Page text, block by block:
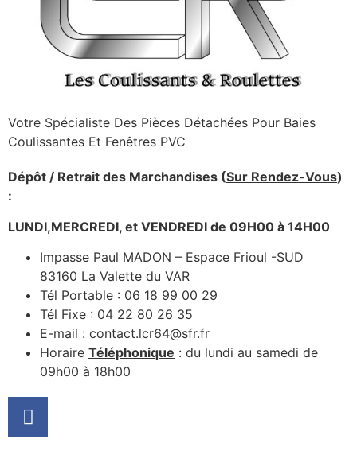
Votre Spécialiste Des Pièces Détachées Pour Baies
Coulissantes Et Fenêtres PVC
Dépôt / Retrait des Marchandises (Sur Rendez-Vous)
:
LUNDI,MERCREDI, et VENDREDI de 09H00 à 14H00
Impasse Paul MADON – Espace Frioul -SUD
83160 La Valette du VAR
Tél Portable : 06 18 99 00 29
Tél Fixe : 04 22 80 26 35
E-mail : contact.lcr64@sfr.fr
Horaire Téléphonique : du lundi au samedi de
09h00 à 18h00